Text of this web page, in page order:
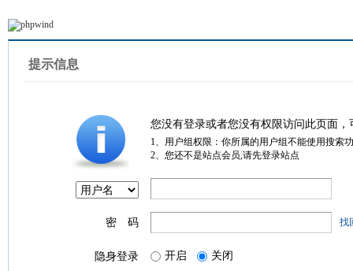
提示信息
您没有登录或者您没有权限访问此页面
1、用户组权限：你所属的用户组不能使用搜索
2、您还不是站点会员,请先登录站点
密 码 找
隐身登录 开启 关闭